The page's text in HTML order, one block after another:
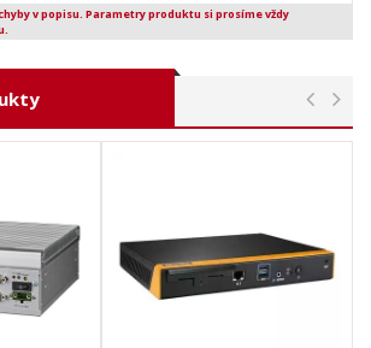
v popisu. Parametry produktu si prosíme vždy